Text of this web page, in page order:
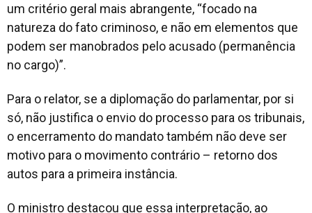
um critério geral mais abrangente, “focado na
natureza do fato criminoso, e não em elementos que
podem ser manobrados pelo acusado (permanência
no cargo)”.
Para o relator, se a diplomação do parlamentar, por si
só, não justifica o envio do processo para os tribunais,
o encerramento do mandato também não deve ser
motivo para o movimento contrário – retorno dos
autos para a primeira instância.
O ministro destacou que essa interpretação, ao